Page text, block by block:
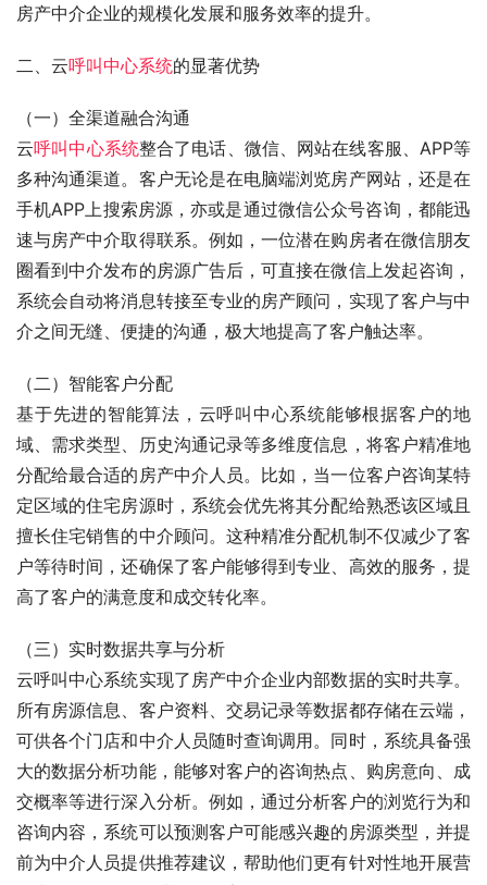
房产中介企业的规模化发展和服务效率的提升。
二、云呼叫中心系统的显著优势
（一）全渠道融合沟通
云呼叫中心系统整合了电话、微信、网站在线客服、APP等
多种沟通渠道。客户无论是在电脑端浏览房产网站，还是在
手机APP上搜索房源，亦或是通过微信公众号咨询，都能迅
速与房产中介取得联系。例如，一位潜在购房者在微信朋友
圈看到中介发布的房源广告后，可直接在微信上发起咨询，
系统会自动将消息转接至专业的房产顾问，实现了客户与中
介之间无缝、便捷的沟通，极大地提高了客户触达率。
（二）智能客户分配
基于先进的智能算法，云呼叫中心系统能够根据客户的地
域、需求类型、历史沟通记录等多维度信息，将客户精准地
分配给最合适的房产中介人员。比如，当一位客户咨询某特
定区域的住宅房源时，系统会优先将其分配给熟悉该区域且
擅长住宅销售的中介顾问。这种精准分配机制不仅减少了客
户等待时间，还确保了客户能够得到专业、高效的服务，提
高了客户的满意度和成交转化率。
（三）实时数据共享与分析
云呼叫中心系统实现了房产中介企业内部数据的实时共享。
所有房源信息、客户资料、交易记录等数据都存储在云端，
可供各个门店和中介人员随时查询调用。同时，系统具备强
大的数据分析功能，能够对客户的咨询热点、购房意向、成
交概率等进行深入分析。例如，通过分析客户的浏览行为和
咨询内容，系统可以预测客户可能感兴趣的房源类型，并提
前为中介人员提供推荐建议，帮助他们更有针对性地开展营